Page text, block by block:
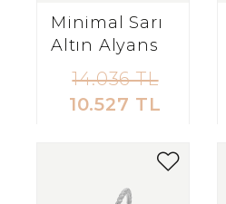
Minimal Sarı
Altın Alyans
14.036 TL
10.527 TL